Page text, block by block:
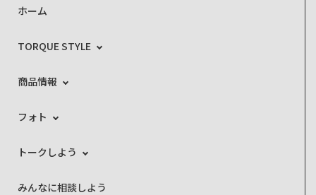
ホーム
TORQUE STYLE
商品情報
フォト
トークしよう
みんなに相談しよう